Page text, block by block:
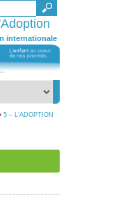
internationale
5 – L’ADOPTION